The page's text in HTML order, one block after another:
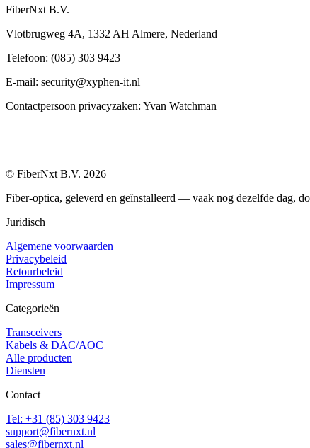
FiberNxt B.V.
Vlotbrugweg 4A, 1332 AH Almere, Nederland
Telefoon: (085) 303 9423
E-mail: security@xyphen-it.nl
Contactpersoon privacyzaken: Yvan Watchman
© FiberNxt B.V. 2026
Fiber-optica, geleverd en geïnstalleerd — vaak nog dezelfde dag,
Juridisch
Algemene voorwaarden
Privacybeleid
Retourbeleid
Impressum
Categorieën
Transceivers
Kabels & DAC/AOC
Alle producten
Diensten
Contact
Tel: +31 (85) 303 9423
support@fibernxt.nl
sales@fibernxt.nl